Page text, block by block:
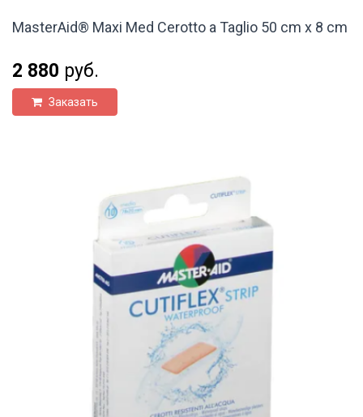
MasterAid® Maxi Med Cerotto a Taglio 50 cm x 8 cm
2 880 руб.
Заказать